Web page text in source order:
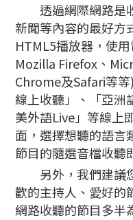
透過網際網路是
新聞等內容的最好方
HTML5播放器，使
Mozilla Firefox、
Chrome及Safari等
線上收聽」、「亞洲
美外語Live」等線上
面，選擇想聽的語言
節目的隨選音檔收聽
另外，我們建議
歡的主持人、愛好的
網路收聽的節目多半